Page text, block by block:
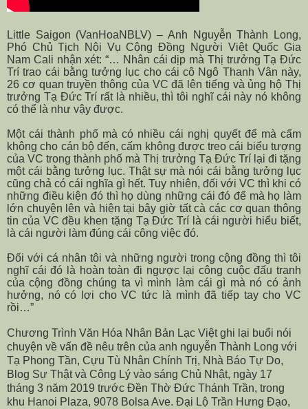
Little Saigon (VanHoaNBLV) – Anh Nguyễn Thành Long,
Phó Chủ Tịch Nội Vụ Cộng Đồng Người Việt Quốc Gia
Nam Cali nhận xét: “… Nhân cái dịp mà Thị trưởng Tạ Đức
Trí trao cái bằng tưởng lục cho cái cô Ngô Thanh Vân này,
26 cơ quan truyền thông của VC đã lên tiếng và ủng hộ Thị
trưởng Tạ Đức Trí rất là nhiều, thì tôi nghĩ cái này nó không
có thể là như vậy được.
Một cái thành phố mà có nhiều cái nghị quyết để mà cấm
không cho cán bộ đến, cấm không được treo cái biểu tượng
của VC trong thành phố mà Thị trưởng Tạ Đức Trí lại đi tặng
một cái bằng tưởng lục. Thật sự mà nói cái bằng tưởng lục
cũng chả có cái nghĩa gì hết. Tuy nhiên, đối với VC thì khi có
những điều kiện đó thì họ dùng những cái đó để mà họ làm
lớn chuyện lên và hiện tại bây giờ tất cà các cơ quan thông
tin của VC đều khen tặng Tạ Đức Trí là cái người hiểu biết,
là cái người làm đúng cái công việc đó.
Đối với cá nhân tôi và những người trong cộng đồng thì tôi
nghĩ cái đó là hoàn toàn đi ngược lại công cuộc đấu tranh
của cộng đồng chúng ta vì mình làm cái gì mà nó có ảnh
hưởng, nó có lợi cho VC tức là mình đã tiếp tay cho VC
rồi…”
Chương Trình Văn Hóa Nhân Bản Lạc Việt ghi lại buổi nói
chuyện về vấn đề nêu trên của anh nguyễn Thành Long với
Tạ Phong Tần, Cựu Tù Nhân Chính Trị, Nhà Báo Tự Do,
Blog Sự Thật và Công Lý vào sáng Chủ Nhật, ngày 17
tháng 3 năm 2019 trước Đền Thờ Đức Thánh Trần, trong
khu Hanoi Plaza, 9078 Bolsa Ave. Đại Lộ Trần Hưng Đạo,